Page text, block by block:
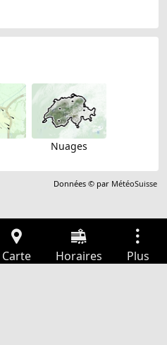
Nuages
Données © par MétéoSuisse
Carte Horaires Plus